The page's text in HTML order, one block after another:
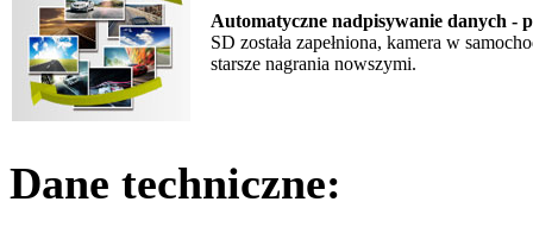
Automatyczne nadpisywanie danych -
SD została zapełniona, kamera w
starsze nagrania nowszymi.
Dane techniczne: